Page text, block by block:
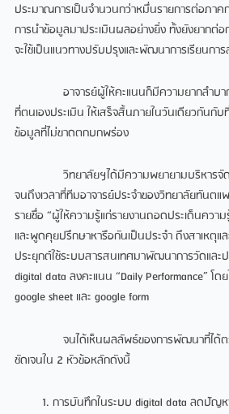
ประมาณการเป็นจำนวนกว่าหมื่นรายการต่อภา
การนำข้อมูลมาประเมินผลอย่างยิ่ง ทั้งยังยากต่อ
จะใช้เป็นแนวทางปรับปรุงและพัฒนาการเรียนกา
อาจารย์ผู้ให้คะแนนก็มีความยากลำบาก
ที่ตนเองประเมิน ให้เสร็จสิ้นภายในวันเดียวกันกั
ข้อมูลที่ไม่ขาดตกบกพร่อง
วิทยาลัยฯได้มีความพยายามบริหารจัดก
จนถึงเวลาที่ทีมอาจารย์ประจำของวิทยาลัยทันต
รายชื่อ “ผู้ให้ความรู้แก่รายงานถอดประเด็นคว
และพูดคุยปรึกษาหารือกันเป็นประจำ ถึงสาเหตุแ
ประยุกต์ใช้ระบบสารสนเทศมาพัฒนาการวัดและ
digital data ลงคะแนน “Daily Performance” โด
google sheet และ google form
จนได้เห็นผลลัพธ์ของการพัฒนาที่ได้ตร
ชัดเจนใน 2 หัวข้อหลักดังนี้
การบันทึกในระบบ digital data ลดปัญ